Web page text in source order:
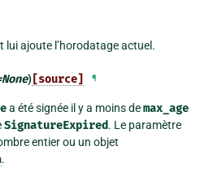
lui ajoute l’horodatage actuel.
None)[source] ¶
a été signée il y a moins demax_age
SignatureExpired. Le paramètre
entier ou un objet
.